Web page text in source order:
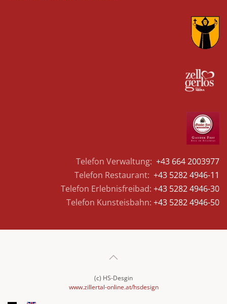
Telefon Verwaltung: +43 664 2003977
Telefon Restaurant: +43 5282 4946-11
Telefon Erlebnisfreibad: +43 5282 4946-30
Telefon Kunsteisbahn: +43 5282 4946-50
(c) HS-Desgin
www.zillertal-online.at/hsdesign